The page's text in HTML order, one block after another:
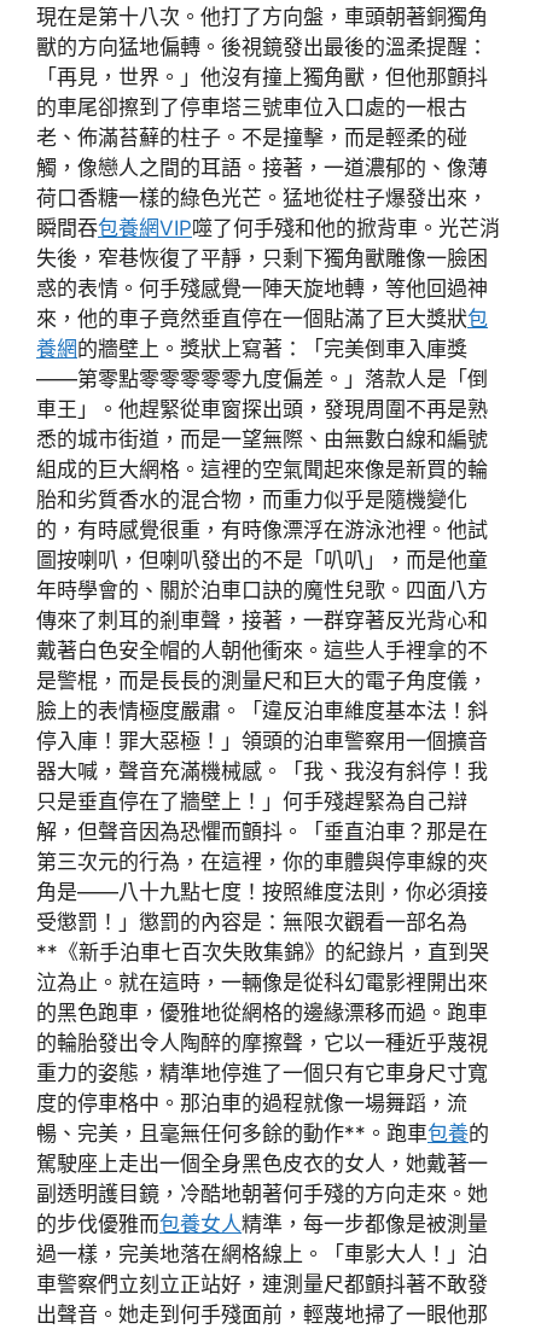
現在是第十八次。他打了方向盤，車頭朝著銅獨角
獸的方向猛地偏轉。後視鏡發出最後的溫柔提醒：
「再見，世界。」他沒有撞上獨角獸，但他那顫抖
的車尾卻擦到了停車塔三號車位入口處的一根古
老、佈滿苔蘚的柱子。不是撞擊，而是輕柔的碰
觸，像戀人之間的耳語。接著，一道濃郁的、像薄
荷口香糖一樣的綠色光芒。猛地從柱子爆發出來，
瞬間吞包養網VIP噬了何手殘和他的掀背車。光芒消
失後，窄巷恢復了平靜，只剩下獨角獸雕像一臉困
惑的表情。何手殘感覺一陣天旋地轉，等他回過神
來，他的車子竟然垂直停在一個貼滿了巨大獎狀包
養網的牆壁上。獎狀上寫著：「完美倒車入庫獎
——第零點零零零零零九度偏差。」落款人是「倒
車王」。他趕緊從車窗探出頭，發現周圍不再是熟
悉的城市街道，而是一望無際、由無數白線和編號
組成的巨大網格。這裡的空氣聞起來像是新買的輪
胎和劣質香水的混合物，而重力似乎是隨機變化
的，有時感覺很重，有時像漂浮在游泳池裡。他試
圖按喇叭，但喇叭發出的不是「叭叭」，而是他童
年時學會的、關於泊車口訣的魔性兒歌。四面八方
傳來了刺耳的剎車聲，接著，一群穿著反光背心和
戴著白色安全帽的人朝他衝來。這些人手裡拿的不
是警棍，而是長長的測量尺和巨大的電子角度儀，
臉上的表情極度嚴肅。「違反泊車維度基本法！斜
停入庫！罪大惡極！」領頭的泊車警察用一個擴音
器大喊，聲音充滿機械感。「我、我沒有斜停！我
只是垂直停在了牆壁上！」何手殘趕緊為自己辯
解，但聲音因為恐懼而顫抖。「垂直泊車？那是在
第三次元的行為，在這裡，你的車體與停車線的夾
角是——八十九點七度！按照維度法則，你必須接
受懲罰！」懲罰的內容是：無限次觀看一部名為
**《新手泊車七百次失敗集錦》的紀錄片，直到哭
泣為止。就在這時，一輛像是從科幻電影裡開出來
的黑色跑車，優雅地從網格的邊緣漂移而過。跑車
的輪胎發出令人陶醉的摩擦聲，它以一種近乎蔑視
重力的姿態，精準地停進了一個只有它車身尺寸寬
度的停車格中。那泊車的過程就像一場舞蹈，流
暢、完美，且毫無任何多餘的動作**。跑車包養的
駕駛座上走出一個全身黑色皮衣的女人，她戴著一
副透明護目鏡，冷酷地朝著何手殘的方向走來。她
的步伐優雅而包養女人精準，每一步都像是被測量
過一樣，完美地落在網格線上。「車影大人！」泊
車警察們立刻立正站好，連測量尺都顫抖著不敢發
出聲音。她走到何手殘面前，輕蔑地掃了一眼他那